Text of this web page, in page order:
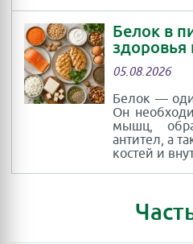
Белок в
05.08.2026
Белок —
Он
мышц,
антител, а
костей и